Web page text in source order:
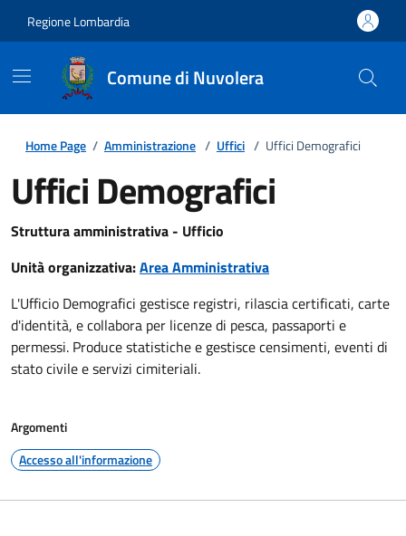
Regione Lombardia
Comune di Nuvolera
Home Page / Amministrazione / Uffici / Uffici Demografici
Uffici Demografici
Struttura amministrativa - Ufficio
Unità organizzativa:Area Amministrativa
L'Ufficio Demografici gestisce registri, rilascia certificati, carte
d'identità, e collabora per licenze di pesca, passaporti e
permessi. Produce statistiche e gestisce censimenti, eventi di
stato civile e servizi cimiteriali.
Argomenti
Accesso all'informazione